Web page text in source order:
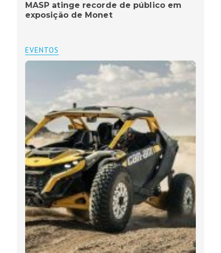
MASP atinge recorde de público em
exposição de Monet
EVENTOS